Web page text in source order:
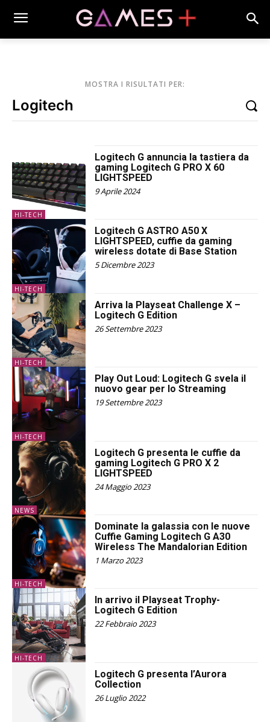
MOSTRA I RISULTATI PER:
HI-TECH
Logitech G annuncia la tastiera da
gaming Logitech G PRO X 60
LIGHTSPEED
9 Aprile 2024
HI-TECH
Logitech G ASTRO A50 X
LIGHTSPEED, cuffie da gaming
wireless dotate di Base Station
5 Dicembre 2023
HI-TECH
Arriva la Playseat Challenge X –
Logitech G Edition
26 Settembre 2023
HI-TECH
Play Out Loud: Logitech G svela il
nuovo gear per lo Streaming
19 Settembre 2023
NEWS
Logitech G presenta le cuffie da
gaming Logitech G PRO X 2
LIGHTSPEED
24 Maggio 2023
HI-TECH
Dominate la galassia con le nuove
Cuffie Gaming Logitech G A30
Wireless The Mandalorian Edition
1 Marzo 2023
HI-TECH
In arrivo il Playseat Trophy-
Logitech G Edition
22 Febbraio 2023
Logitech G presenta l’Aurora
Collection
26 Luglio 2022